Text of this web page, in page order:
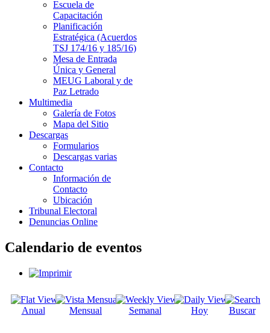
Escuela de
Capacitación
Planificación
Estratégica (Acuerdos
TSJ 174/16 y 185/16)
Mesa de Entrada
Única y General
MEUG Laboral y de
Paz Letrado
Multimedia
Galería de Fotos
Mapa del Sitio
Descargas
Formularios
Descargas varias
Contacto
Información de
Contacto
Ubicación
Tribunal Electoral
Denuncias Online
Calendario de eventos
Anual Mensual Semanal Hoy Buscar